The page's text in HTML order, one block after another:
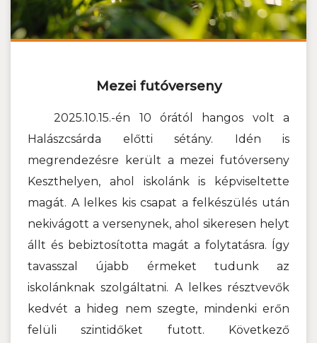
Mezei futóverseny
2025.10.15.-én 10 órától hangos volt a
Halászcsárda előtti sétány. Idén is
megrendezésre került a mezei futóverseny
Keszthelyen, ahol iskolánk is képviseltette
magát. A lelkes kis csapat a felkészülés után
nekivágott a versenynek, ahol sikeresen helyt
állt és bebiztosította magát a folytatásra. Így
tavasszal újabb érmeket tudunk az
iskolánknak szolgáltatni. A lelkes résztvevők
kedvét a hideg nem szegte, mindenki erőn
felüli szintidőket futott. Következő